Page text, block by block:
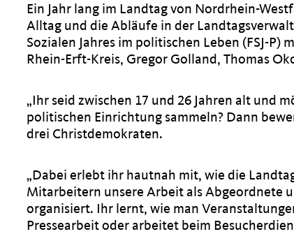
Ein Jahr lang im Landtag von Nordrhein-
Alltag und die Abläufe in der
Sozialen Jahres im politischen Leben (FSJ-
Rhein-Erft-Kreis, Gregor Golland, Thomas
Ihr seid zwischen 17 und 26 Jahren alt und
politischen Einrichtung sammeln? Dann
drei Christdemokraten.
Dabei erlebt ihr hautnah mit, wie die
Mitarbeitern unsere Arbeit als Abgeordnete
organisiert. Ihr lernt, wie man
Pressearbeit oder arbeitet beim